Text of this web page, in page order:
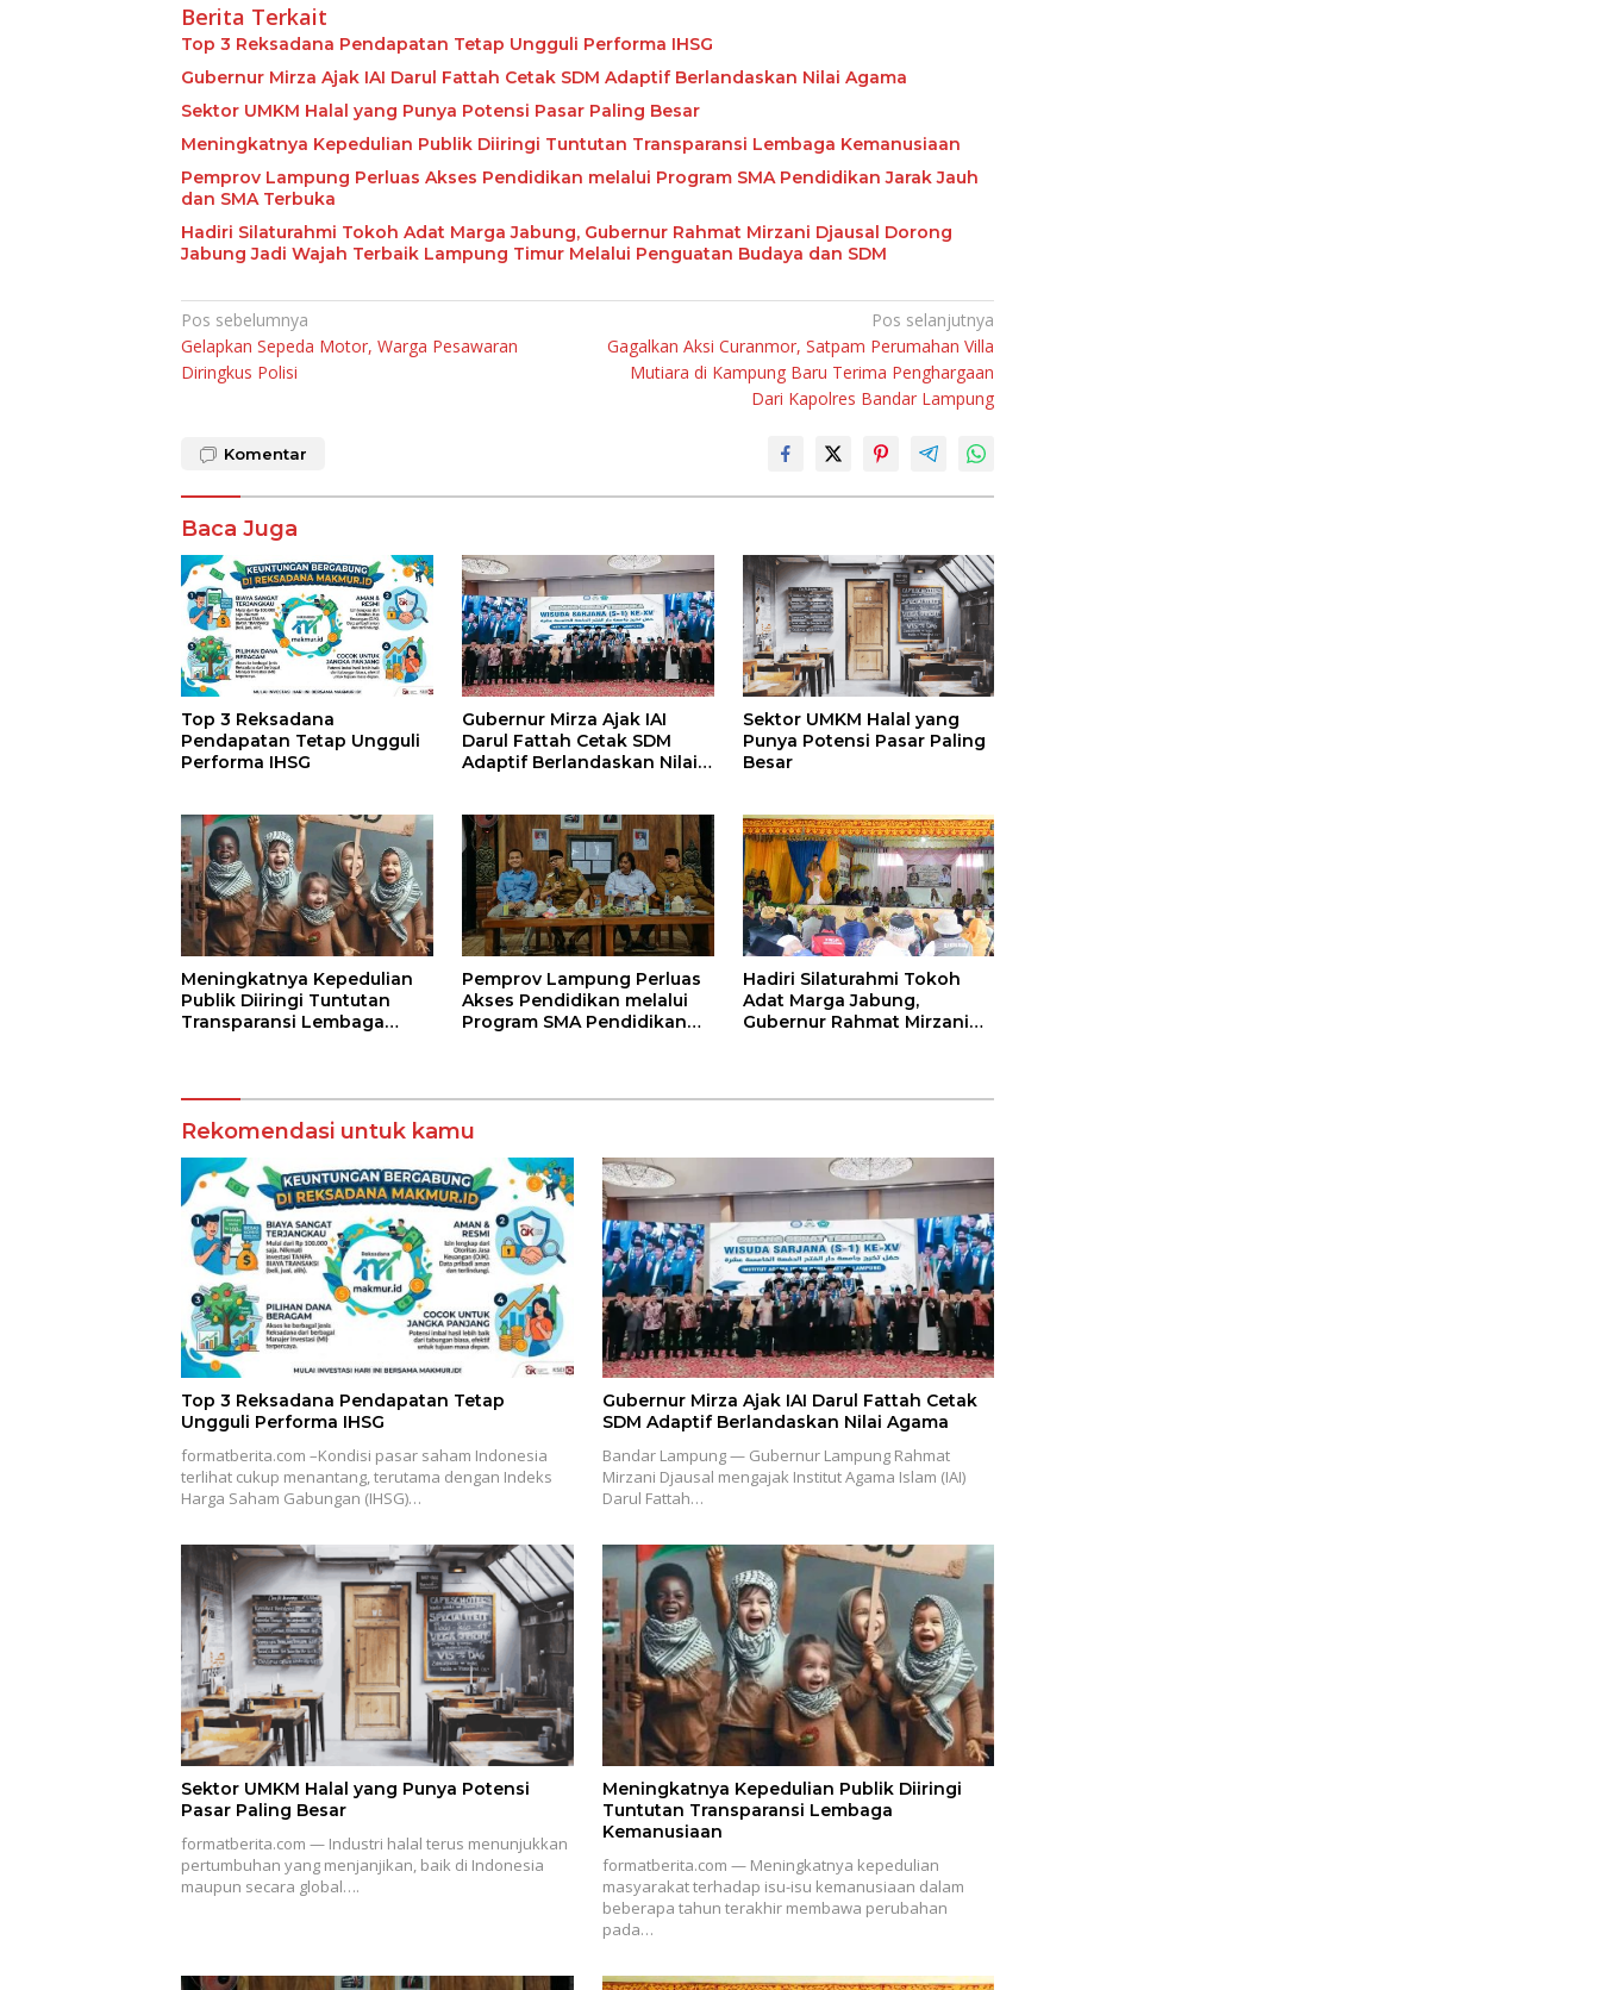
Berita Terkait
Top 3 Reksadana Pendapatan Tetap Ungguli Performa IHSG
Gubernur Mirza Ajak IAI Darul Fattah Cetak SDM Adaptif Berlandaskan Nilai Agama
Sektor UMKM Halal yang Punya Potensi Pasar Paling Besar
Meningkatnya Kepedulian Publik Diiringi Tuntutan Transparansi Lembaga Kemanusiaan
Pemprov Lampung Perluas Akses Pendidikan melalui Program SMA Pendidikan Jarak Jauh
dan SMA Terbuka
Hadiri Silaturahmi Tokoh Adat Marga Jabung, Gubernur Rahmat Mirzani Djausal Dorong
Jabung Jadi Wajah Terbaik Lampung Timur Melalui Penguatan Budaya dan SDM
Navigasi
pos
Pos sebelumnya
Gelapkan Sepeda Motor, Warga Pesawaran
Diringkus Polisi
Pos selanjutnya
Gagalkan Aksi Curanmor, Satpam Perumahan Villa
Mutiara di Kampung Baru Terima Penghargaan
Dari Kapolres Bandar Lampung
Komentar
Baca Juga
Top 3 Reksadana
Pendapatan Tetap Ungguli
Performa IHSG
Gubernur Mirza Ajak IAI
Darul Fattah Cetak SDM
Adaptif Berlandaskan Nilai
Sektor UMKM Halal yang
Punya Potensi Pasar Paling
Besar
Meningkatnya Kepedulian
Publik Diiringi Tuntutan
Transparansi Lembaga
Pemprov Lampung Perluas
Akses Pendidikan melalui
Program SMA Pendidikan
Hadiri Silaturahmi Tokoh
Adat Marga Jabung,
Gubernur Rahmat Mirzani
Budaya dan SDM
Rekomendasi untuk kamu
Top 3 Reksadana Pendapatan Tetap
Ungguli Performa IHSG
formatberita.com –Kondisi pasar saham Indonesia
terlihat cukup menantang, terutama dengan Indeks
Harga Saham Gabungan (IHSG)…
Gubernur Mirza Ajak IAI Darul Fattah Cetak
SDM Adaptif Berlandaskan Nilai Agama
Bandar Lampung — Gubernur Lampung Rahmat
Mirzani Djausal mengajak Institut Agama Islam (IAI)
Darul Fattah…
Sektor UMKM Halal yang Punya Potensi
Pasar Paling Besar
formatberita.com — Industri halal terus menunjukkan
pertumbuhan yang menjanjikan, baik di Indonesia
maupun secara global….
Meningkatnya Kepedulian Publik Diiringi
Tuntutan Transparansi Lembaga
Kemanusiaan
formatberita.com — Meningkatnya kepedulian
masyarakat terhadap isu-isu kemanusiaan dalam
beberapa tahun terakhir membawa perubahan
pada…